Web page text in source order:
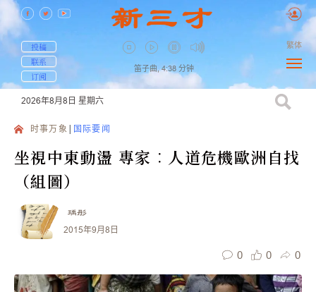
投稿
联系
订阅
笛子曲, 4:38 分钟
繁体
2026年8月8日 星期六
时事万象 国际要闻
坐視中東動盪 專家︰人道危機歐洲自找
（組圖）
瑀彤
2015年9月8日
0 0 0